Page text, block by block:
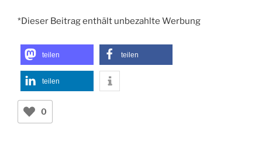
*Dieser Beitrag enthält unbezahlte Werbung
teilen teilen
teilen
0